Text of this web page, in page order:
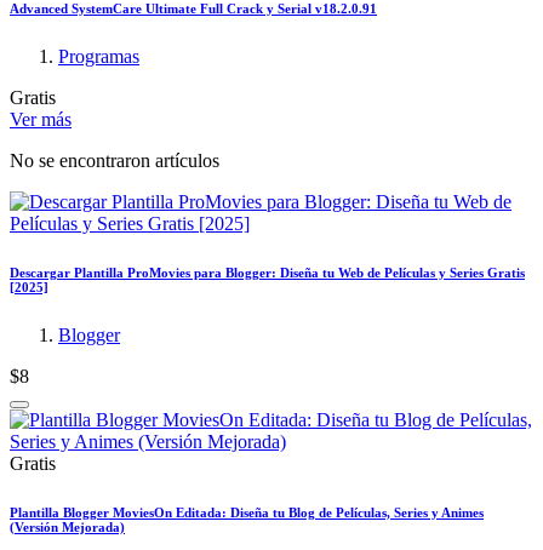
Advanced SystemCare Ultimate Full Crack y Serial v18.2.0.91
Programas
Gratis
Ver más
No se encontraron artículos
Descargar Plantilla ProMovies para Blogger: Diseña tu Web de Películas y Series Gratis
[2025]
Blogger
$8
Gratis
Plantilla Blogger MoviesOn Editada: Diseña tu Blog de Películas, Series y Animes
(Versión Mejorada)